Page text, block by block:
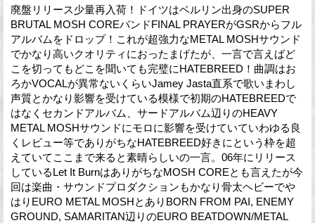
廃盤リリース少量再入荷！ドイツはベルリン出身のSUPER
BRUTAL MOSH COREバンドFINAL PRAYERがGSRからフル
アルバムをドロップ！これが超強力なMETAL MOSHサウンド
でかなり高いクオリティにおったまげたが、一言で言えばど
こを切ってもどこを聞いても完璧にHATEBREED！曲調はお
ろかVOCALが異常ないくらいJamey Jasta直系で歌いまわし
声質とかなり影響を受けている模様で初期のHATEBREEDで
はなくセカンドアルバム、サードアルバム辺りのHEAVY
METAL MOSHサウンドにモロに影響を受けていていわゆる良
くレビュー等でありがちなHATEBREED好きにという枠を超
えていてここまで来ると素晴らしいの一言。06年にリリース
しているLet It BurnはありがちなMOSH COREとも言えたが今
回は楽曲・サウンドプロダクションもかなり骨太ヘビーでや
はりEURO METAL MOSHとありBORN FROM PAI, ENEMY
GROUND, SAMARITAN辺りのEURO BEATDOWN/METAL